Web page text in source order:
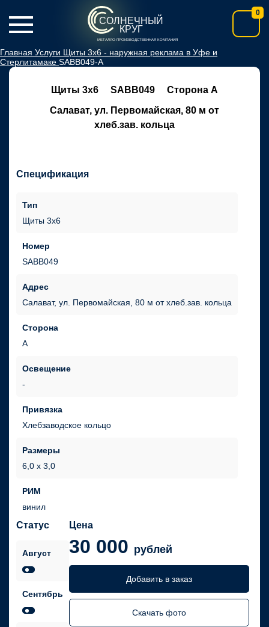
СОЛНЕЧНЫЙ
КРУГ
МЕТАЛЛО-ПРОИЗВОДСТВЕННАЯ КОМПАНИЯ
0
Главная Услуги Щиты 3х6 - наружная реклама в Уфе и
Стерлитамаке SABB049-А
Щиты 3х6 SABB049
Сторона А
Салават, ул. Первомайская, 80 м от
хлеб.зав. кольца
Спецификация
Тип
Щиты 3х6
Номер
SABB049
Адрес
Салават, ул. Первомайская, 80 м от хлеб.зав. кольца
Сторона
А
Освещение
Привязка
Хлебзаводское кольцо
Размеры
6,0 х 3,0
РИМ
винил
Статус
Август
Сентябрь
Цена
30 000 рублей
Добавить в заказ
Скачать фото